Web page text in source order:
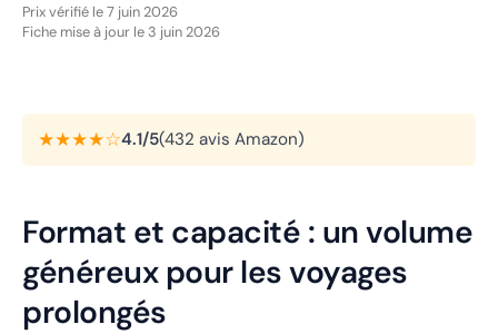
Prix vérifié le 7 juin 2026
Fiche mise à jour le 3 juin 2026
★★★★☆4.1/5(432 avis Amazon)
Format et capacité : un volume
généreux pour les voyages
prolongés